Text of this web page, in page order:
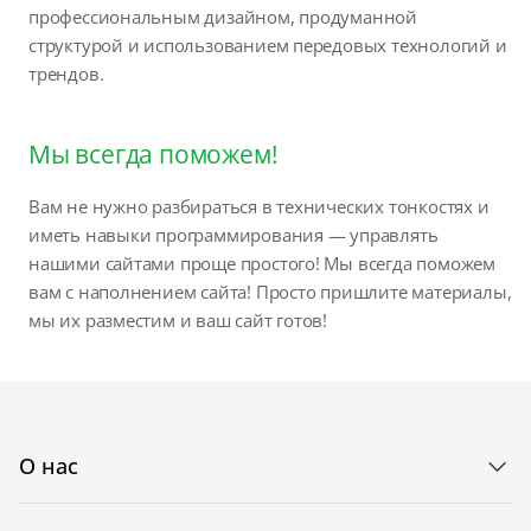
профессиональным дизайном, продуманной
структурой и использованием передовых технологий и
трендов.
Мы всегда поможем!
Вам не нужно разбираться в технических тонкостях и
иметь навыки программирования — управлять
нашими сайтами проще простого! Мы всегда поможем
вам с наполнением сайта! Просто пришлите материалы,
мы их разместим и ваш сайт готов!
О нас